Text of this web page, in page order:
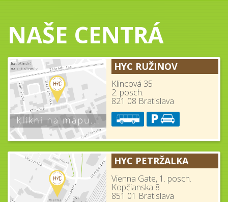
NAŠE CENTRÁ
HYC RUŽINOV
Klincová 35
2. posch.
821 08 Bratislava
HYC PETRŽALKA
Vienna Gate, 1. posch.
Kopčianska 8
851 01 Bratislava